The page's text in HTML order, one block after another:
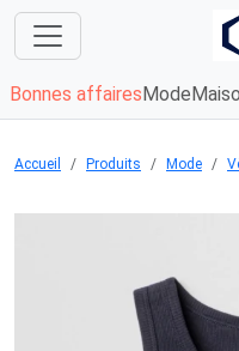
Bonnes affaires Mode
Accueil Produits Mode